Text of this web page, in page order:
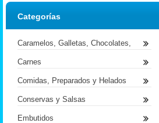
Categorías
Caramelos, Galletas, Chocolates,
Carnes
Comidas, Preparados y Helados
Conservas y Salsas
Embutidos